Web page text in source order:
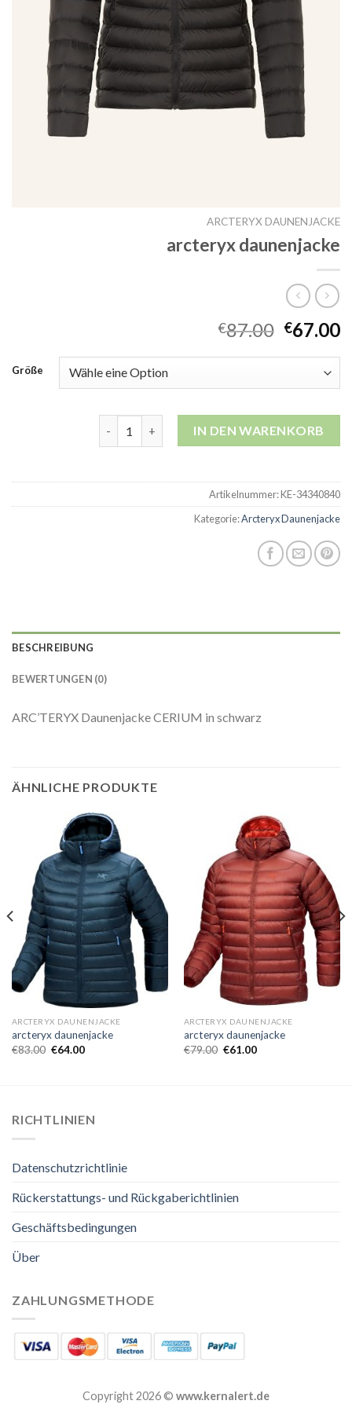
ARCTERYX DAUNENJACKE
arcteryx daunenjacke
€87.00 €67.00
Größe
IN DEN WARENKORB
Artikelnummer:KE-34340840
Kategorie:Arcteryx Daunenjacke
BESCHREIBUNG
BEWERTUNGEN (0)
ARC’TERYX Daunenjacke CERIUM in schwarz
ÄHNLICHE PRODUKTE
ARCTERYX DAUNENJACKE
arcteryx daunenjacke
€83.00 €64.00
ARCTERYX DAUNENJACKE
arcteryx daunenjacke
€79.00 €61.00
RICHTLINIEN
Datenschutzrichtlinie
Rückerstattungs- und Rückgaberichtlinien
Geschäftsbedingungen
Über
ZAHLUNGSMETHODE
Copyright 2026 © www.kernalert.de